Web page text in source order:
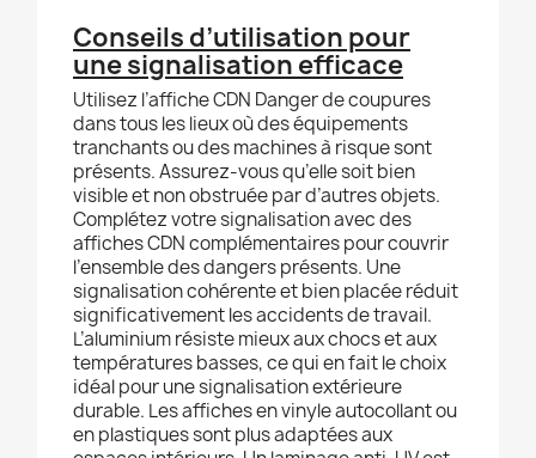
Conseils d’utilisation pour
une signalisation efficace
Utilisez l’affiche CDN Danger de coupures
dans tous les lieux où des équipements
tranchants ou des machines à risque sont
présents. Assurez-vous qu’elle soit bien
visible et non obstruée par d’autres objets.
Complétez votre signalisation avec des
affiches CDN complémentaires pour couvrir
l’ensemble des dangers présents. Une
signalisation cohérente et bien placée réduit
significativement les accidents de travail.
L’aluminium résiste mieux aux chocs et aux
températures basses, ce qui en fait le choix
idéal pour une signalisation extérieure
durable. Les affiches en vinyle autocollant ou
en plastiques sont plus adaptées aux